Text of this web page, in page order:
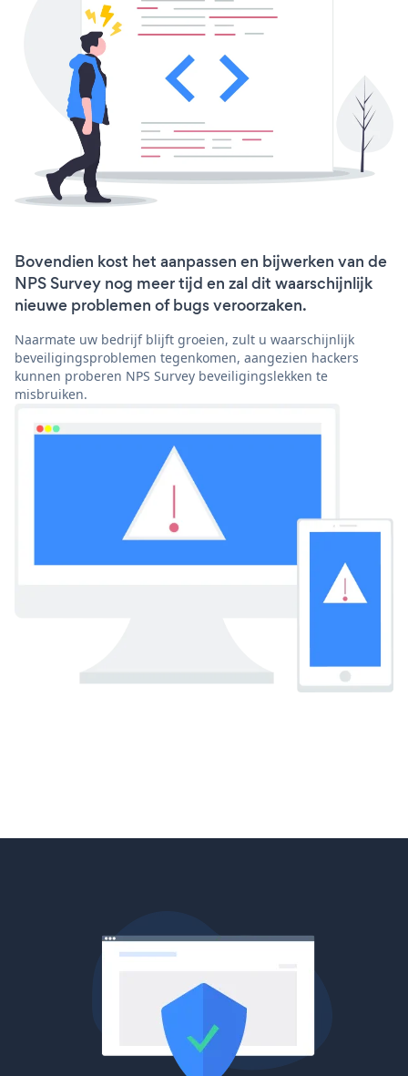
Bovendien kost het aanpassen en bijwerken van de
NPS Survey nog meer tijd en zal dit waarschijnlijk
nieuwe problemen of bugs veroorzaken.
Naarmate uw bedrijf blijft groeien, zult u waarschijnlijk
beveiligingsproblemen tegenkomen, aangezien hackers
kunnen proberen NPS Survey beveiligingslekken te
misbruiken.